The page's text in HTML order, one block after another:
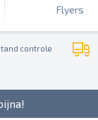
Flyers
controle